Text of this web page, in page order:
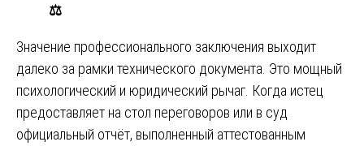
⚖️
Значение профессионального заключения выходит
далеко за рамки технического документа. Это мощный
психологический и юридический рычаг. Когда истец
предоставляет на стол переговоров или в суд
официальный отчёт, выполненный аттестованным